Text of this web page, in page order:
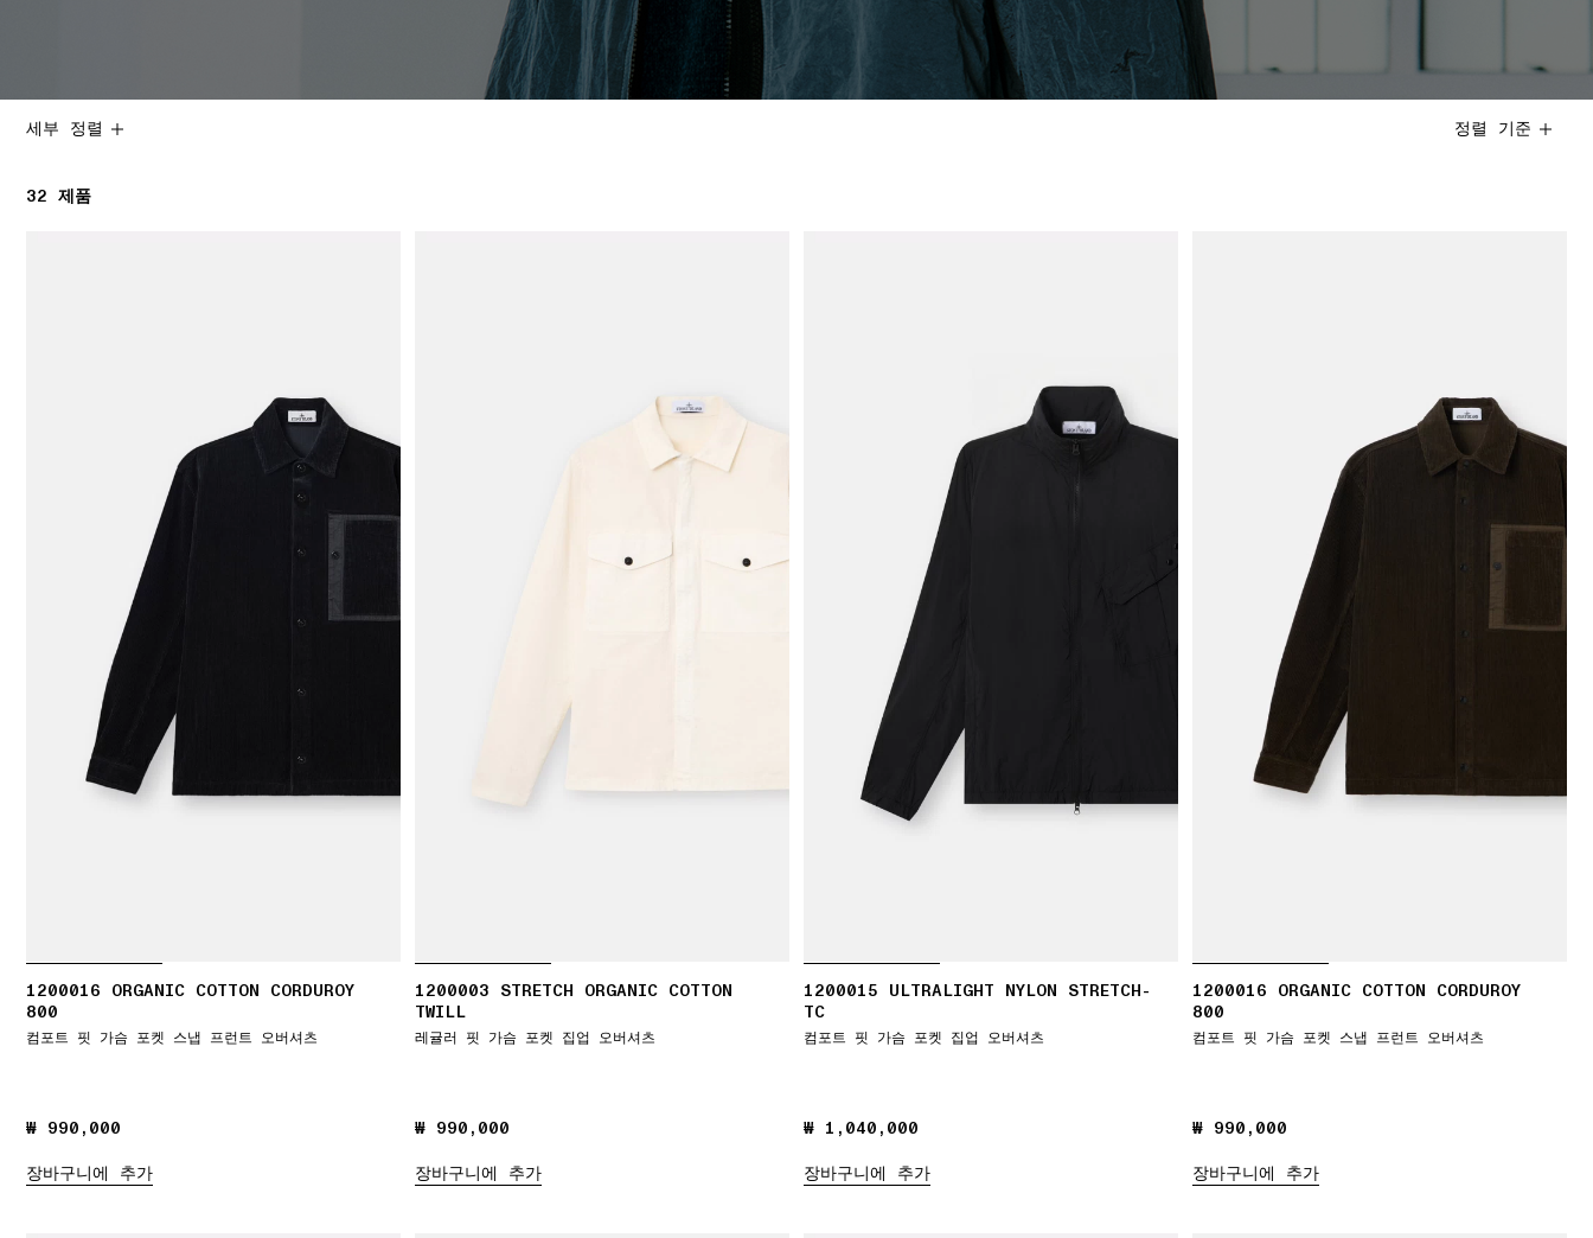
세부 정렬 정렬 기준
32 32 제품
제품
1200016 ORGANIC COTTON CORDUROY
800
컴포트 핏 가슴 포켓 스냅 프런트 오버셔츠
₩ 990,000
₩ 990,000
장바구니에 추가
1200003 STRETCH ORGANIC COTTON
TWILL
레귤러 핏 가슴 포켓 집업 오버셔츠
₩ 990,000
₩ 990,000
장바구니에 추가
1200015 ULTRALIGHT NYLON STRETCH-
TC
컴포트 핏 가슴 포켓 집업 오버셔츠
₩ 1,040,000
₩ 1,040,000
장바구니에 추가
1200016 ORGANIC COTTON CORDUROY
800
컴포트 핏 가슴 포켓 스냅 프런트 오버셔츠
₩ 990,000
₩ 990,000
장바구니에 추가